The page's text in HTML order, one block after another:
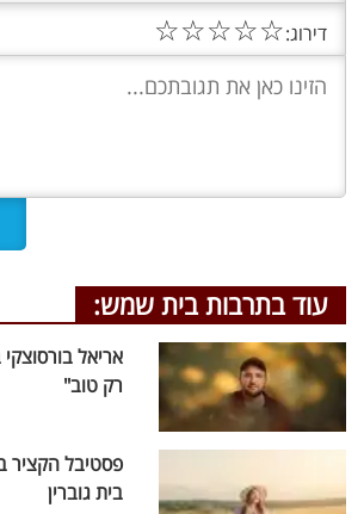
דירוג:☆
☆
☆
☆
☆
עוד בתרבות בית שמש:
אריאל
רק טוב"
פסטיבל הקציר
בית גוברין